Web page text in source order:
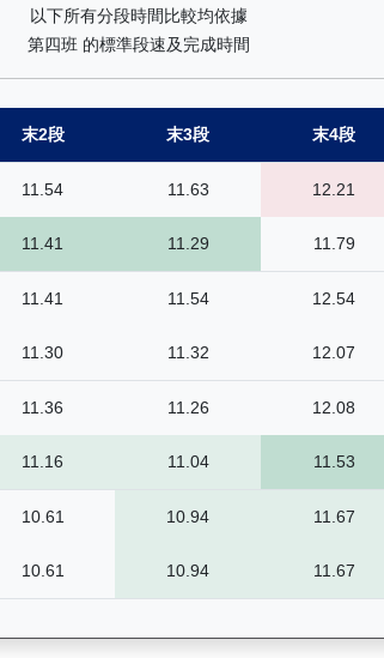
以下所有分段時間比較均依據
第四班 的標準段速及完成時間
末2段 末3段 末4段
11.54 11.63 12.21
11.41 11.29 11.79
11.41 11.54 12.54
11.30 11.32 12.07
11.36 11.26 12.08
11.16 11.04 11.53
10.61 10.94 11.67
10.61 10.94 11.67